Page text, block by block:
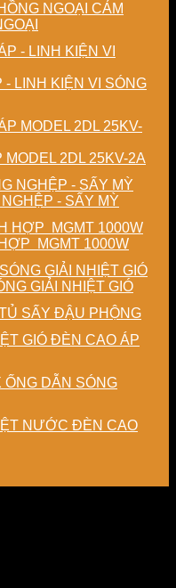
chất
lượng
phẩm
CẢM
- LINH KIỆN VI SÓNG
MODEL 2DL 25KV-2A
- SẤY MỲ
MGMT 1000W
GIẢI NHIỆT GIÓ
SẤY ĐẬU PHỘNG
ĐÈN CAO ÁP
ỐNG DẪN SÓNG
ĐÈN CAO